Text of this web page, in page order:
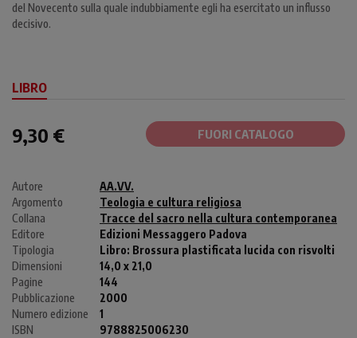
del Novecento sulla quale indubbiamente egli ha esercitato un influsso
decisivo.
LIBRO
9,30 € FUORI CATALOGO
Autore
AA.VV.
Argomento
Teologia e cultura religiosa
Collana
Tracce del sacro nella cultura contemporanea
Editore
Edizioni Messaggero Padova
Tipologia
Libro: Brossura plastificata lucida con risvolti
Dimensioni
14,0 x 21,0
Pagine
144
Pubblicazione
2000
Numero edizione
1
ISBN
9788825006230